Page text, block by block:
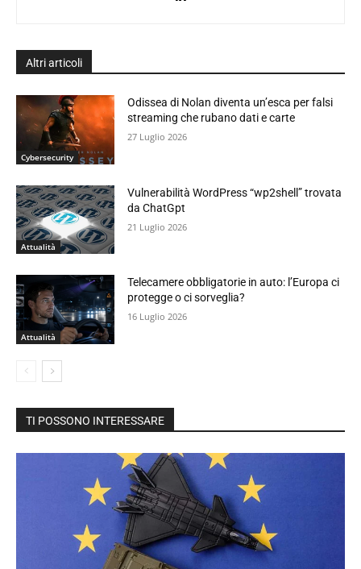
Altri articoli
Cybersecurity
Odissea di Nolan diventa un’esca per falsi
streaming che rubano dati e carte
27 Luglio 2026
Attualità
Vulnerabilità WordPress “wp2shell” trovata
da ChatGpt
21 Luglio 2026
Attualità
Telecamere obbligatorie in auto: l’Europa ci
protegge o ci sorveglia?
16 Luglio 2026
TI POSSONO INTERESSARE